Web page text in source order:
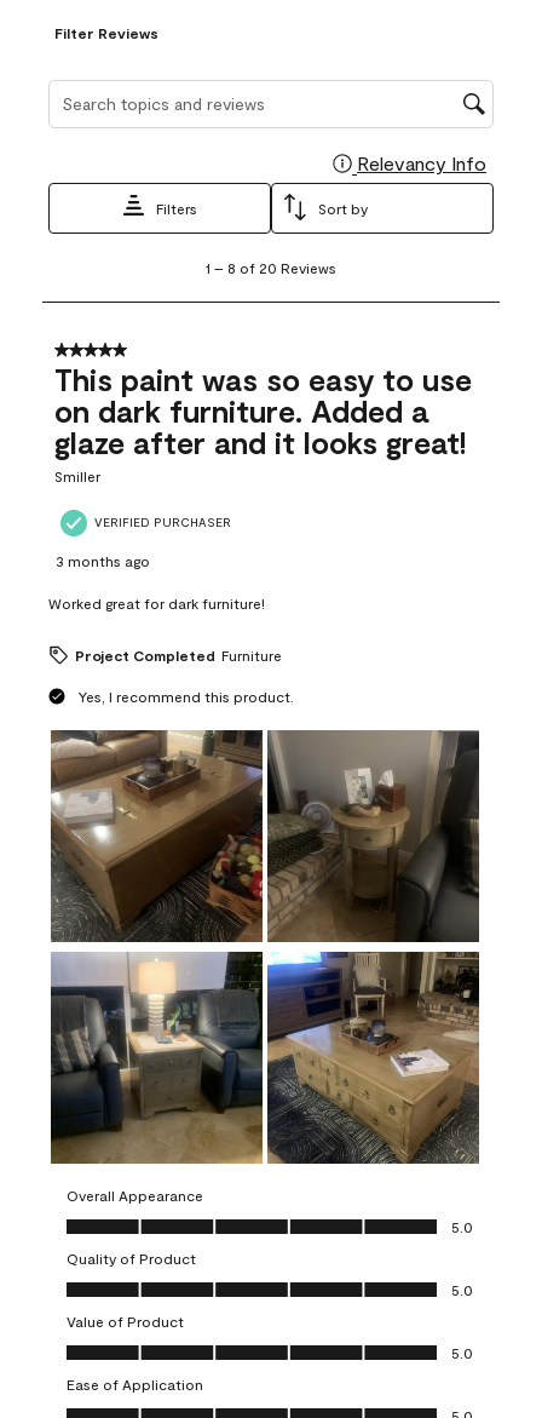
Filter Reviews
Relevancy Info
Filters Sort by
8
20
Reviews
1 – 8 of 20 Reviews
5 out of 5 stars.
This paint was so easy to use
on dark furniture. Added a
glaze after and it looks great!
Smiller
VERIFIED PURCHASER
3 months ago
Worked great for dark furniture!
Project Completed Furniture
Yes, I recommend this product.
Overall Appearance
Overall Appearance, 5.0 out of 5
5.0
Quality of Product
Quality of Product, 5.0 out of 5
5.0
Value of Product
Value of Product, 5.0 out of 5
5.0
Ease of Application
Ease of Application, 5.0 out of 5